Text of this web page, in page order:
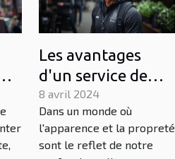
Les avantages
d'un service de
nettoyage de
vitres
professionnel
8 avril 2024
Dans un monde où
l'apparence et la propreté
sont le reflet de notre